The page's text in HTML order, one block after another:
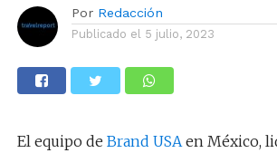
Por Redacción
Publicado el 5 julio, 2023
El equipo de Brand USA en México,